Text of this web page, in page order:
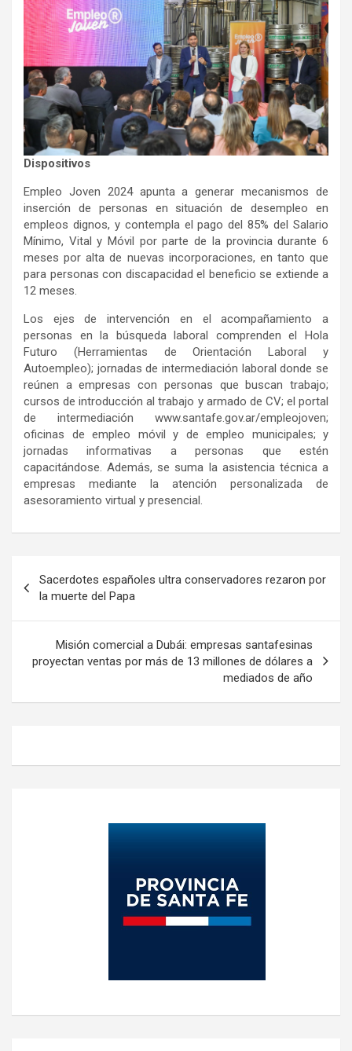
Dispositivos
Empleo Joven 2024 apunta a generar mecanismos de
inserción de personas en situación de desempleo en
empleos dignos, y contempla el pago del 85% del Salario
Mínimo, Vital y Móvil por parte de la provincia durante 6
meses por alta de nuevas incorporaciones, en tanto que
para personas con discapacidad el beneficio se extiende a
12 meses.
Los ejes de intervención en el acompañamiento a
personas en la búsqueda laboral comprenden el Hola
Futuro (Herramientas de Orientación Laboral y
Autoempleo); jornadas de intermediación laboral donde se
reúnen a empresas con personas que buscan trabajo;
cursos de introducción al trabajo y armado de CV; el portal
de intermediación www.santafe.gov.ar/empleojoven;
oficinas de empleo móvil y de empleo municipales; y
jornadas informativas a personas que estén
capacitándose. Además, se suma la asistencia técnica a
empresas mediante la atención personalizada de
asesoramiento virtual y presencial.
de
entradas
Sacerdotes españoles ultra conservadores rezaron por
la muerte del Papa
Misión comercial a Dubái: empresas santafesinas
proyectan ventas por más de 13 millones de dólares a
mediados de año